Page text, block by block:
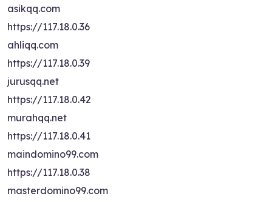
asikqq.com
https://117.18.0.36
ahliqq.com
https://117.18.0.39
jurusqq.net
https://117.18.0.42
murahqq.net
https://117.18.0.41
maindomino99.com
https://117.18.0.38
masterdomino99.com